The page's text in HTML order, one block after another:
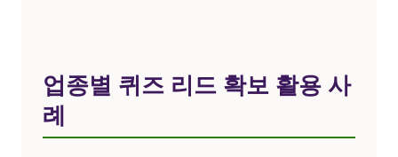
업종별 퀴즈 리드 확보 활용 사
례